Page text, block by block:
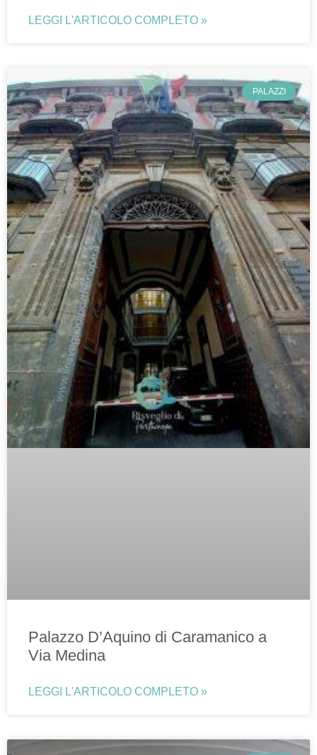
LEGGI L'ARTICOLO COMPLETO »
PALAZZI
Palazzo D’Aquino di Caramanico a
Via Medina
LEGGI L'ARTICOLO COMPLETO »